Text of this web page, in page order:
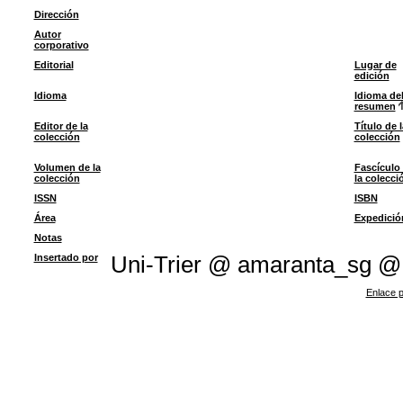
Dirección
Autor
corporativo
Editorial
Lugar de
edición
Idioma
Idioma del
resumen
Editor de la
colección
Título de
colección
Volumen de la
colección
Fascículo
la
ISSN
ISBN
Área
Notas
Insertado por
Uni-Trier @ amaranta_sg @
Enlace